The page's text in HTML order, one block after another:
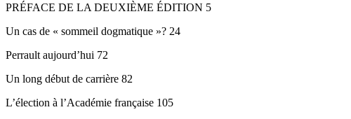
PRÉFACE DE LA DEUXIÈME ÉDITION 5
Un cas de « sommeil dogmatique »? 24
Perrault aujourd’hui 72
Un long début de carrière 82
L’élection à l’Académie française 105